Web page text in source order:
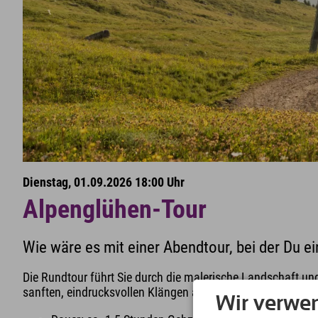
Dienstag, 01.09.2026 18:00 Uhr
Alpenglühen-Tour
Wie wäre es mit einer Abendtour, bei der Du
Die Rundtour führt Sie durch die malerische Landschaft
sanften, eindrucksvollen Klängen ausklingen und
Wir